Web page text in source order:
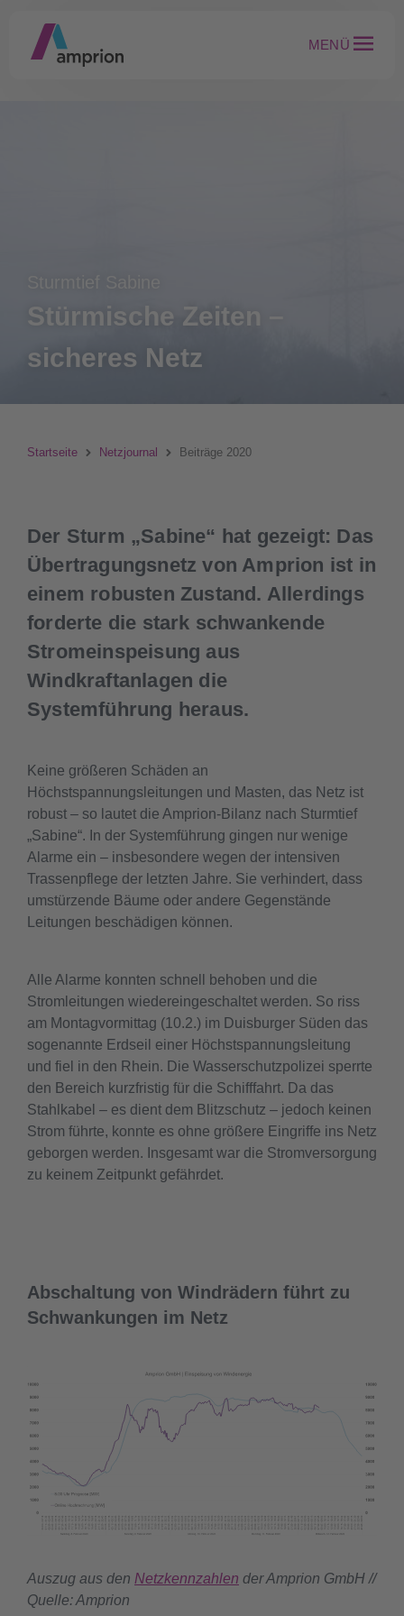
MENÜ
Stürmische Zeiten –
sicheres Netz
Startseite Netzjournal Beiträge 2020
Der Sturm „Sabine“ hat gezeigt: Das
Übertragungsnetz von Amprion ist in
einem robusten Zustand. Allerdings
forderte die stark schwankende
Stromeinspeisung aus
Windkraftanlagen die
Systemführung heraus.
Keine größeren Schäden an
Höchstspannungsleitungen und Masten, das Netz ist
robust – so lautet die Amprion-Bilanz nach Sturmtief
„Sabine“. In der Systemführung gingen nur wenige
Alarme ein – insbesondere wegen der intensiven
Trassenpflege der letzten Jahre. Sie verhindert, dass
umstürzende Bäume oder andere Gegenstände
Leitungen beschädigen können.
Alle Alarme konnten schnell behoben und die
Stromleitungen wiedereingeschaltet werden. So riss
am Montagvormittag (10.2.) im Duisburger Süden das
sogenannte Erdseil einer Höchstspannungsleitung
und fiel in den Rhein. Die Wasserschutzpolizei sperrte
den Bereich kurzfristig für die Schifffahrt. Da das
Stahlkabel – es dient dem Blitzschutz – jedoch keinen
Strom führte, konnte es ohne größere Eingriffe ins Netz
geborgen werden. Insgesamt war die Stromversorgung
zu keinem Zeitpunkt gefährdet.
Abschaltung von Windrädern führt zu
Schwankungen im Netz
Auszug aus den Netzkennzahlen der Amprion GmbH //
Quelle: Amprion